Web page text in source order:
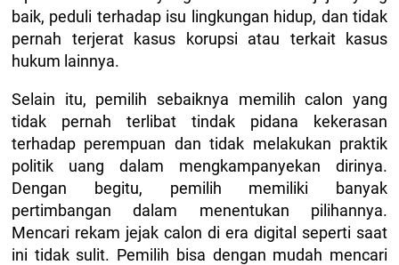
baik, peduli terhadap isu lingkungan hidup, dan tidak
pernah terjerat kasus korupsi atau terkait kasus
hukum lainnya.
Selain itu, pemilih sebaiknya memilih calon yang
tidak pernah terlibat tindak pidana kekerasan
terhadap perempuan dan tidak melakukan praktik
politik uang dalam mengkampanyekan dirinya.
Dengan begitu, pemilih memiliki banyak
pertimbangan dalam menentukan pilihannya.
Mencari rekam jejak calon di era digital seperti saat
ini tidak sulit. Pemilih bisa dengan mudah mencari